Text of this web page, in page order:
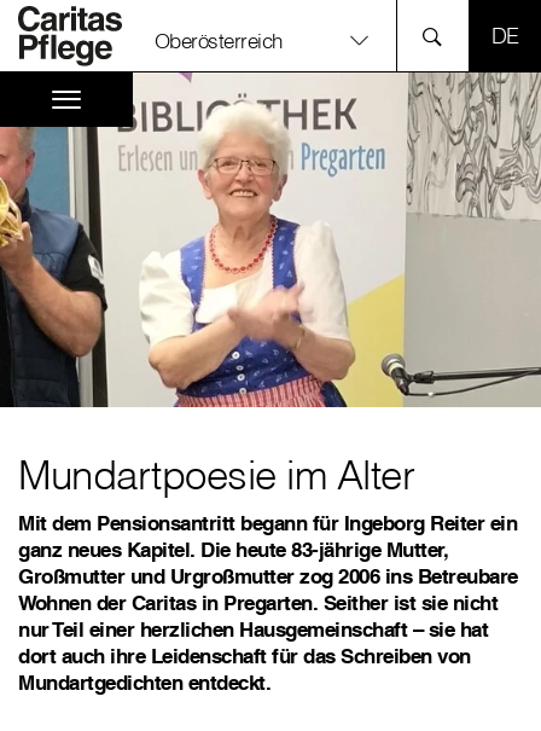
Oberösterreich
Mundartpoesie im Alter
Mit dem Pensionsantritt begann für Ingeborg Reiter ein
ganz neues Kapitel. Die heute 83-jährige Mutter,
Großmutter und Urgroßmutter zog 2006 ins Betreubare
Wohnen der Caritas in Pregarten. Seither ist sie nicht
nur Teil einer herzlichen Hausgemeinschaft – sie hat
dort auch ihre Leidenschaft für das Schreiben von
Mundartgedichten entdeckt.